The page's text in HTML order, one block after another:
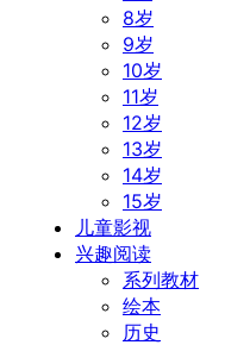
8岁
9岁
10岁
11岁
12岁
13岁
14岁
15岁
儿童影视
兴趣阅读
系列教材
绘本
历史